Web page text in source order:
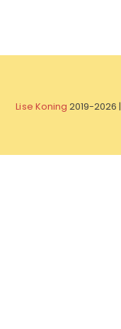
Lise Koning 2019-2026 |